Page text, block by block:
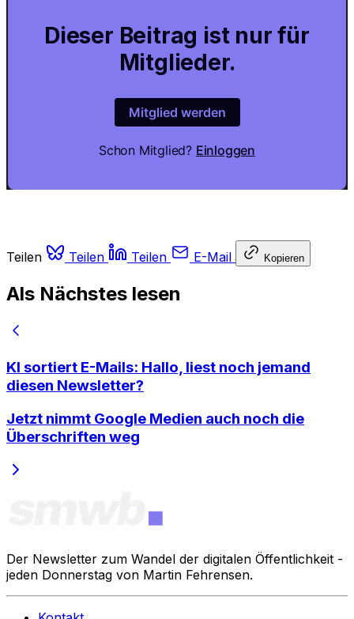
Dieser Beitrag ist nur für
Mitglieder.
Mitglied werden
Schon Mitglied? Einloggen
Teilen Teilen Teilen E-Mail Kopieren
Als Nächstes lesen
KI sortiert E-Mails: Hallo, liest noch jemand
diesen Newsletter?
Jetzt nimmt Google Medien auch noch die
Überschriften weg
Der Newsletter zum Wandel der digitalen Öffentlichkeit -
jeden Donnerstag von Martin Fehrensen.